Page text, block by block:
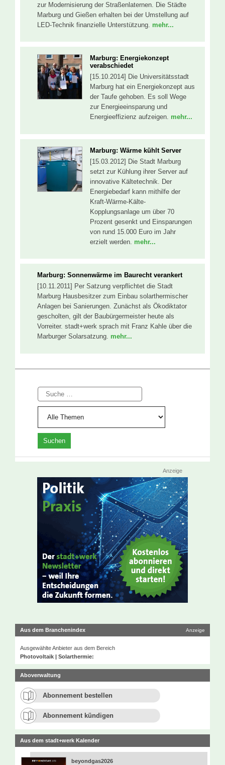
zur Modernisierung der Straßenlaternen. Die Städte
Marburg und Gießen erhalten bei der Umstellung auf
LED-Technik finanzielle Unterstützung. mehr...
Marburg: Energiekonzept
verabschiedet
[15.10.2014] Die Universitätsstadt
Marburg hat ein Energiekonzept aus
der Taufe gehoben. Es soll Wege
zur Energieeinsparung und
Energieeffizienz aufzeigen. mehr...
Marburg: Wärme kühlt Server
[15.03.2012] Die Stadt Marburg
setzt zur Kühlung ihrer Server auf
innovative Kältetechnik. Der
Energiebedarf kann mithilfe der
Kraft-Wärme-Kälte-
Kopplungsanlage um über 70
Prozent gesenkt und Einsparungen
von rund 15.000 Euro im Jahr
erzielt werden. mehr...
Marburg: Sonnenwärme im Baurecht verankert
[10.11.2011] Per Satzung verpflichtet die Stadt
Marburg Hausbesitzer zum Einbau solarthermischer
Anlagen bei Sanierungen. Zunächst als Ökodiktator
gescholten, gilt der Baubürgermeister heute als
Vorreiter. stadt+werk sprach mit Franz Kahle über die
Marburger Solarsatzung. mehr...
Suche
Anzeige
Aus dem Branchenindex Anzeige
Ausgewählte Anbieter aus dem Bereich
Photovoltaik | Solarthermie:
Aboverwaltung
Abonnement bestellen
Abonnement kündigen
Aus dem stadt+werk Kalender
beyondgas2026